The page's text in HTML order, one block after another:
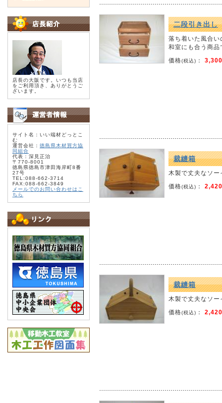
店長の大阪です。いつも当店
をご利用頂き、ありがとうご
ざいます。
サイト名：いい端材どっとこ
む
運営会社： 徳島県木材買方協
同組合
代表：深見正治
〒770-8001
徳島県徳島市津田海岸町8番
27号
TEL:088-662-3714
FAX:088-662-3849
メールでのお問い合わせはこ
ちら
二段引き出し
落ち着いた風合
和室にも合う商品
価格(税込) ：
裁縫箱
木製で丈夫なソ
価格(税込) ：
裁縫箱
木製で丈夫なソ
価格(税込) ：